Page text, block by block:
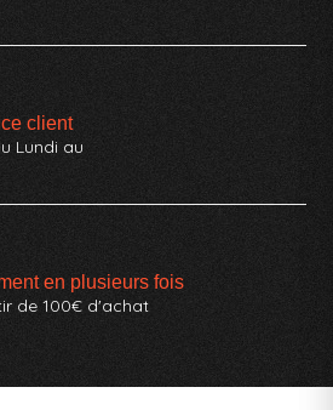
client
Lundi au
en plusieurs fois
de 100€ d'achat